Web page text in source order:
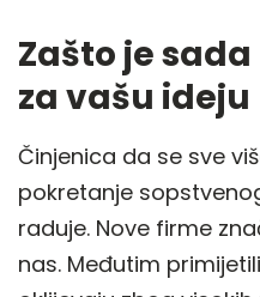
Zašto je
za vašu ideju
Činjenica da se sve
pokretanje
raduje. Nove firme
nas. Međutim